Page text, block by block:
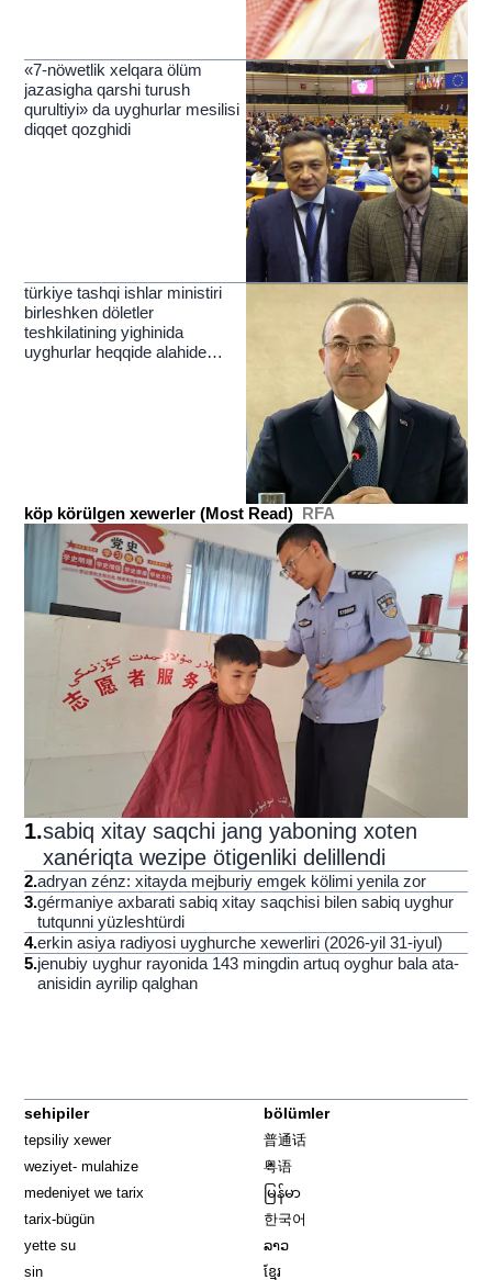
«7-nöwetlik xelqara ölüm
jazasigha qarshi turush
qurultiyi» da uyghurlar mesilisi
diqqet qozghidi
türkiye tashqi ishlar ministiri
birleshken döletler
teshkilatining yighinida
uyghurlar heqqide alahide
köp körülgen xewerler (Most Read) RFA
1.sabiq xitay saqchi jang yaboning xoten
xanériqta wezipe ötigenliki delillendi
2.adryan zénz: xitayda mejburiy emgek kölimi yenila zor
3.gérmaniye axbarati sabiq xitay saqchisi bilen sabiq uyghur
tutqunni yüzleshtürdi
4.erkin asiya radiyosi uyghurche xewerliri (2026-yil 31-iyul)
5.jenubiy uyghur rayonida 143 mingdin artuq oyghur bala ata-
anisidin ayrilip qalghan
sehipiler
tepsiliy xewer
weziyet- mulahize
medeniyet we tarix
tarix-bügün
yette su
sin
bölümler
普通话
粤语
မြန်မာ
한국어
ລາວ
ខ្មែរ